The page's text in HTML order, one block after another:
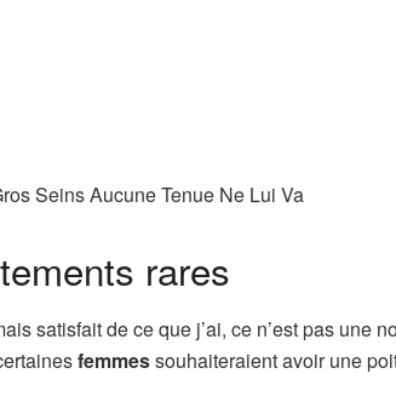
rares
satisfait de ce que j’ai, ce n’est pas une
femmessouhaiteraient avoir une